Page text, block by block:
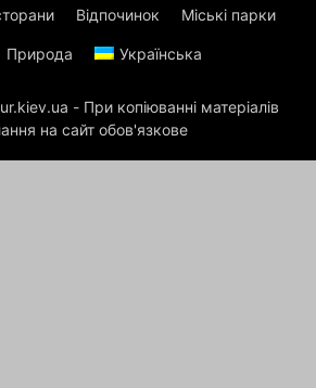
Відпочинок Міські парки
Природа Українська
- При копіюванні матеріалів
на сайт обов'язкове